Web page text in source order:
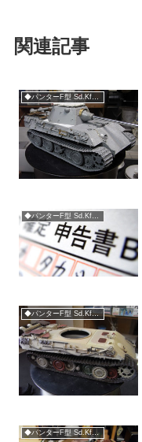
関連記事
◆パンターF型 Sd.Kfz.171
◆パンターF型 Sd.Kfz.171
◆パンターF型 Sd.Kfz.171
◆パンターF型 Sd.Kfz.171